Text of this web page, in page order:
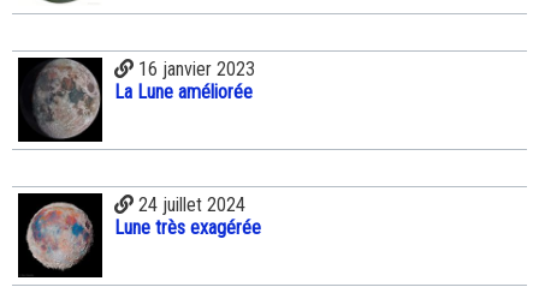
16 janvier 2023
La Lune améliorée
24 juillet 2024
Lune très exagérée